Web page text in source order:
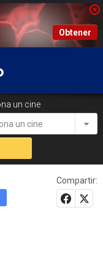
Obtener
un cine
un cine
Compartir: